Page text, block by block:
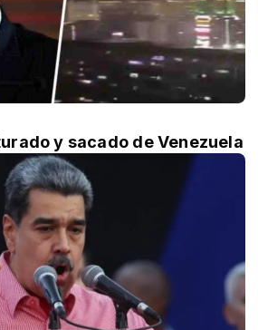
y sacado de Venezuela